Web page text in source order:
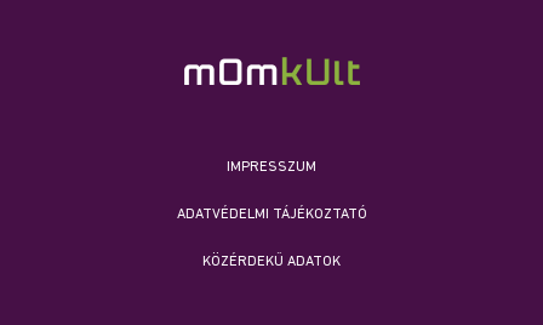
IMPRESSZUM
ADATVÉDELMI TÁJÉKOZTATÓ
KÖZÉRDEKŰ ADATOK